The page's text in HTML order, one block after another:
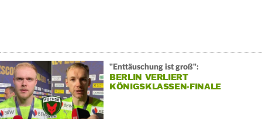
"Enttäuschung ist groß":
BERLIN VERLIERT
KÖNIGSKLASSEN-FINALE